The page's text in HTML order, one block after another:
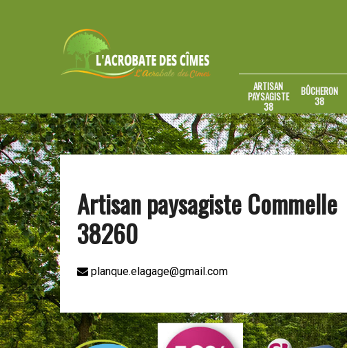
ARTISAN
PAYSAGISTE
38
BÛCHERON
38
Artisan paysagiste Commelle
38260
planque.elagage@gmail.com